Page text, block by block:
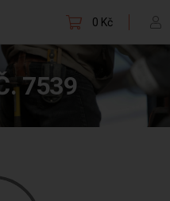
0 Kč
7539